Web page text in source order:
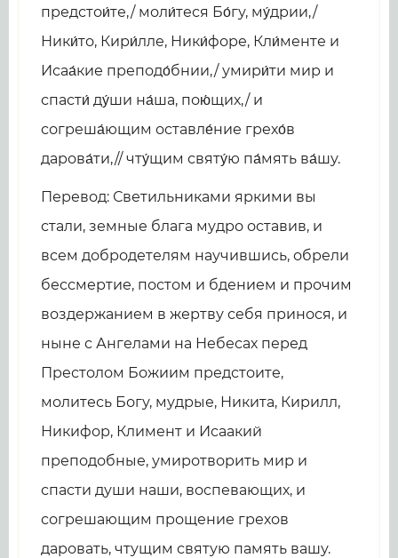
предстои́те,/ моли́теся Бо́гу, му́дрии,/
Ники́то, Кири́лле, Ники́форе, Кли́менте и
Исаа́кие преподо́бнии,/ умири́ти мир и
спасти́ ду́ши на́ша, пою́щих,/ и
согреша́ющим оставле́ние грехо́в
дарова́ти,// чту́щим святу́ю па́мять ва́шу.
Перевод: Светильниками яркими вы
стали, земные блага мудро оставив, и
всем добродетелям научившись, обрели
бессмертие, постом и бдением и прочим
воздержанием в жертву себя принося, и
ныне с Ангелами на Небесах перед
Престолом Божиим предстоите,
молитесь Богу, мудрые, Никита, Кирилл,
Никифор, Климент и Исаакий
преподобные, умиротворить мир и
спасти души наши, воспевающих, и
согрешающим прощение грехов
даровать, чтущим святую память вашу.